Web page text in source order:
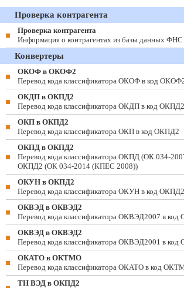
Проверка контрагента
Проверка контрагента
Информация о контрагентах из базы данных ФНС
Конвертеры
ОКОФ в ОКОФ2
Перевод кода классификатора ОКОФ в код
ОКДП в ОКПД2
Перевод кода классификатора ОКДП в код ОКПД2
ОКП в ОКПД2
Перевод кода классификатора ОКП в код ОКПД2
ОКПД в ОКПД2
Перевод кода классификатора ОКПД (ОК 034-
ОКПД2 (ОК 034-2014 (КПЕС 2008))
ОКУН в ОКПД2
Перевод кода классификатора ОКУН в код ОКПД2
ОКВЭД в ОКВЭД2
Перевод кода классификатора ОКВЭД2007 в
ОКВЭД в ОКВЭД2
Перевод кода классификатора ОКВЭД2001 в
ОКАТО в ОКТМО
Перевод кода классификатора ОКАТО в код
ТН ВЭД в ОКПД2